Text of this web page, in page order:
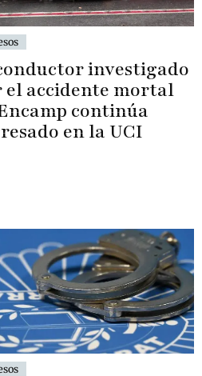
investigado
el accidente mortal
continúa
en la UCI